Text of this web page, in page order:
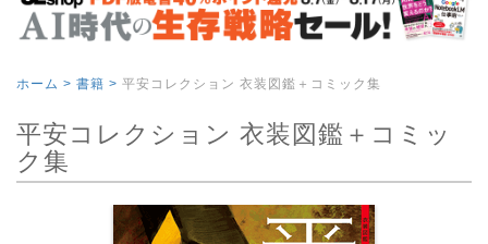
ホーム > 書籍 > 平安コレクション 衣装図鑑＋コミック集
平安コレクション 衣装図鑑＋コミッ
ク集